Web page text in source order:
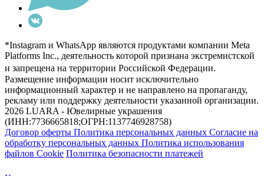
*Instagram и WhatsApp являются продуктами компании Meta
Platforms Inc., деятельность которой признана экстремистской
и запрещена на территории Российской Федерации.
Размещение информации носит исключительно
информационный характер и не направлено на пропаганду,
рекламу или поддержку деятельности указанной организации.
2026 LUARA - Ювелирные украшения
(ИНН:7736665818;ОГРН:1137746928758)
Договор оферты Политика персональных данных Согласие на
обработку персональных данных Политика использования
файлов Cookie Политика безопасности платежей